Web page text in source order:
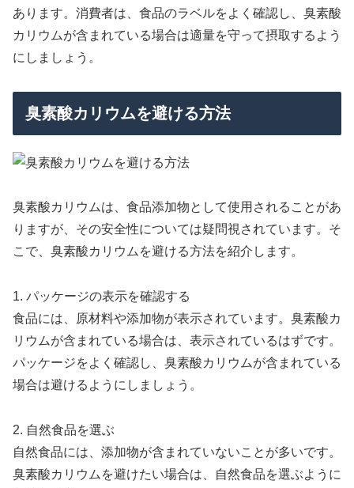
あります。消費者は、食品のラベルをよく確認し、臭素酸
カリウムが含まれている場合は適量を守って摂取するよう
にしましょう。
臭素酸カリウムを避ける方法
臭素酸カリウムは、食品添加物として使用されることがあ
りますが、その安全性については疑問視されています。そ
こで、臭素酸カリウムを避ける方法を紹介します。
1. パッケージの表示を確認する
食品には、原材料や添加物が表示されています。臭素酸カ
リウムが含まれている場合は、表示されているはずです。
パッケージをよく確認し、臭素酸カリウムが含まれている
場合は避けるようにしましょう。
2. 自然食品を選ぶ
自然食品には、添加物が含まれていないことが多いです。
臭素酸カリウムを避けたい場合は、自然食品を選ぶように